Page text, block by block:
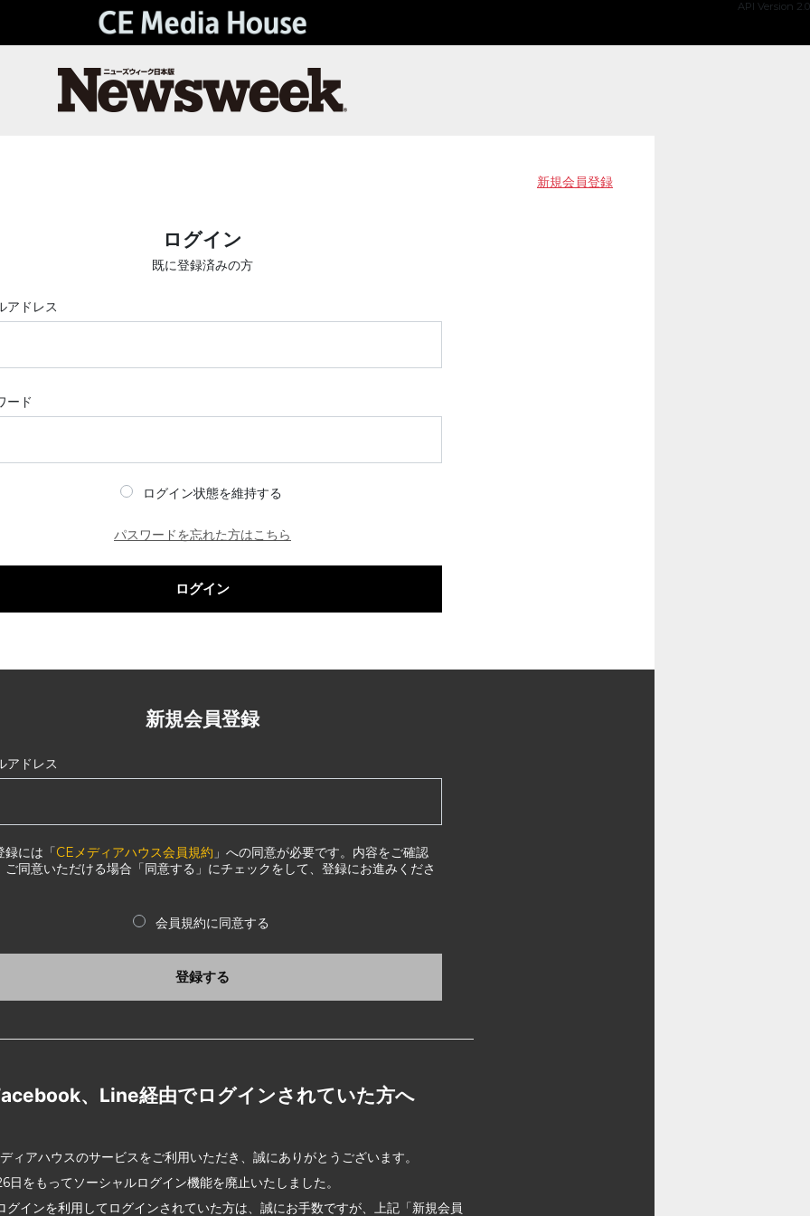
API Version 2.0
新規会員登録
ログイン
既に登録済みの方
アドレス
ード
ログイン状態を維持する
パスワードを忘れた方はこちら
ログイン
新規会員登録
アドレス
録には「CEメディアハウス会員規約 」への同意が必要です。内容をご確認
ご同意いただける場合「同意する」にチェックをして、登録にお進みくださ
会員規約に同意する
登録する
、Line経由でログインされていた方へ
ィアハウスのサービスをご利用いただき、誠にありがとうございます。
日をもってソーシャルログイン機能を廃止いたしました。
グインを利用してログインされていた方は、誠にお手数ですが、上記「新規会員